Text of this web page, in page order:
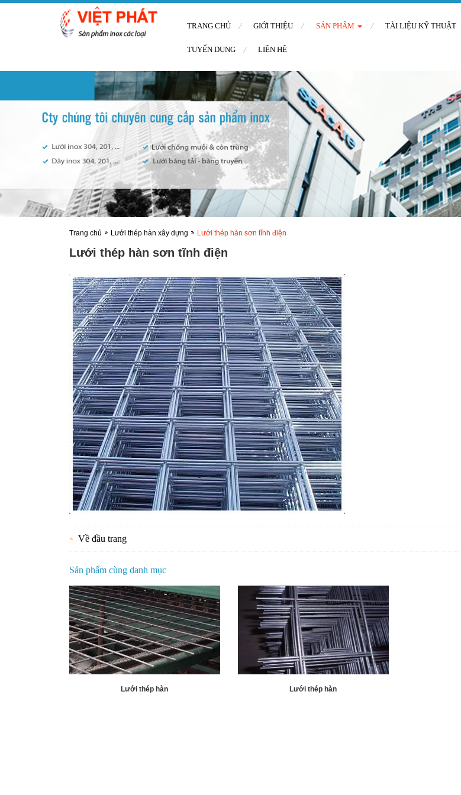
TRANG CHỦ GIỚI THIỆU SẢN PHẨM TÀI LIỆU KỸ THUẬT
TUYỂN DỤNG LIÊN HỆ
Trang chủ Lưới thép hàn xây dựng Lưới thép hàn sơn tĩnh điện
Lưới thép hàn sơn tĩnh điện
Về đầu trang
Sản phẩm cùng danh mục
Lưới thép hàn Lưới thép hàn